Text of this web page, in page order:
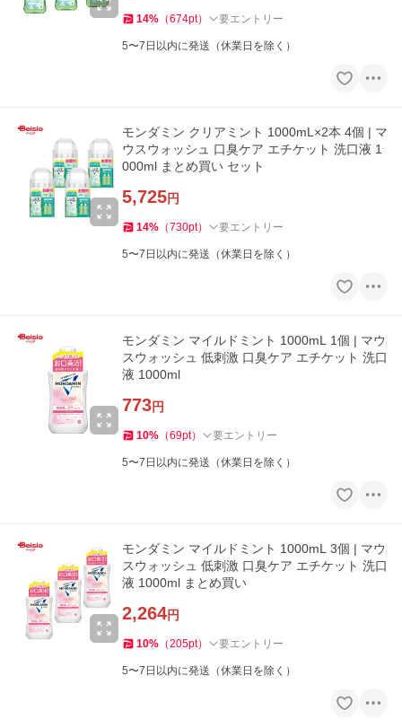
14% （674pt） 要エントリー
5〜7日以内に発送（休業日を除く）
モンダミン クリアミント 1000mL×2本 4個 | マ
ウスウォッシュ 口臭ケア エチケット 洗口液 1
000ml まとめ買い セット
5,725円
14% （730pt） 要エントリー
5〜7日以内に発送（休業日を除く）
モンダミン マイルドミント 1000mL 1個 | マウ
スウォッシュ 低刺激 口臭ケア エチケット 洗口
液 1000ml
773円
10% （69pt） 要エントリー
5〜7日以内に発送（休業日を除く）
モンダミン マイルドミント 1000mL 3個 | マウ
スウォッシュ 低刺激 口臭ケア エチケット 洗口
液 1000ml まとめ買い
2,264円
10% （205pt） 要エントリー
5〜7日以内に発送（休業日を除く）